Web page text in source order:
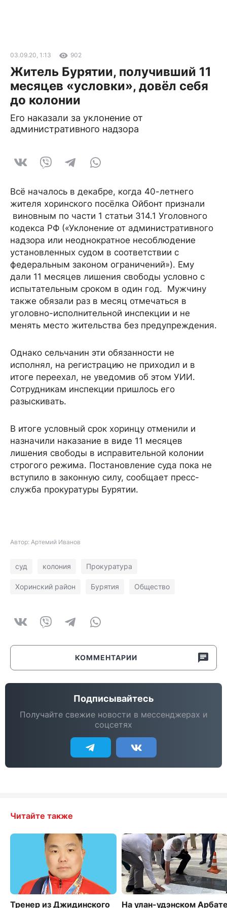
03.09.20, 1:13 902
Житель Бурятии, получивший 11
месяцев «условки», довёл себя
до колонии
Его наказали за уклонение от
административного надзора
Всё началось в декабре, когда 40-летнего
жителя хоринского посёлка Ойбонт признали
виновным по части 1 статьи 314.1 Уголовного
кодекса РФ («Уклонение от административного
надзора или неоднократное несоблюдение
установленных судом в соответствии с
федеральным законом ограничений»). Ему
дали 11 месяцев лишения свободы условно с
испытательным сроком в один год. Мужчину
также обязали раз в месяц отмечаться в
уголовно-исполнительной инспекции и не
менять место жительства без предупреждения.
Однако сельчанин эти обязанности не
исполнял, на регистрацию не приходил и в
итоге переехал, не уведомив об этом УИИ.
Сотрудникам инспекции пришлось его
разыскивать.
В итоге условный срок хоринцу отменили и
назначили наказание в виде 11 месяцев
лишения свободы в исправительной колонии
строгого режима. Постановление суда пока не
вступило в законную силу, сообщает пресс-
служба прокуратуры Бурятии.
Автор: Артемий Иванов
суд колония Прокуратура
Хоринский район Бурятия Общество
КОММЕНТАРИИ
Подписывайтесь
Получайте свежие новости в мессенджерах и
соцсетях
Читайте также
Тренер из Джидинского На улан-удэнском